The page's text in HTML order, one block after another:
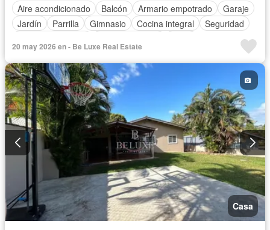
Aire acondicionado Balcón Armario empotrado
Garaje
Jardín
Parrilla Gimnasio Cocina integral
Seguridad
20 may 2026 en - Be Luxe Real Estate
Casa